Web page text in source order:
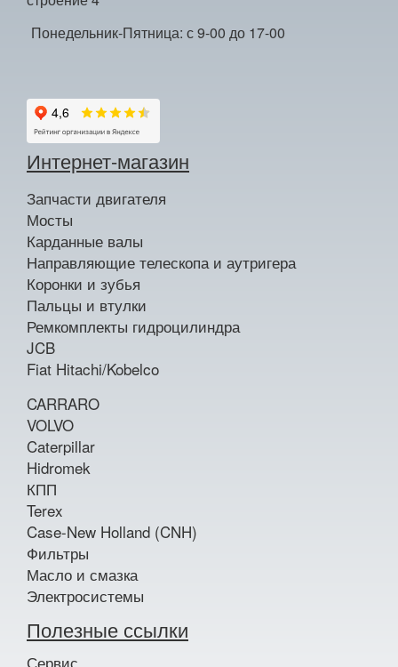
Понедельник-Пятница: с 9-00 до 17-00
Интернет-магазин
Запчасти двигателя
Мосты
Карданные валы
Направляющие телескопа и аутригера
Коронки и зубья
Пальцы и втулки
Ремкомплекты гидроцилиндра
JCB
Fiat Hitachi/Kobelco
CARRARO
VOLVO
Caterpillar
Hidromek
КПП
Terex
Case-New Holland (CNH)
Фильтры
Масло и смазка
Электросистемы
Полезные ссылки
Сервис